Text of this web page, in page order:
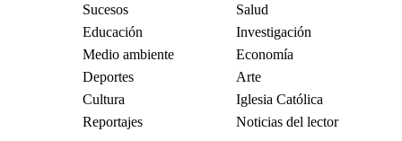
Sucesos
Salud
Educación
Investigación
Medio ambiente
Economía
Deportes
Arte
Cultura
Iglesia Católica
Reportajes
Noticias del lector